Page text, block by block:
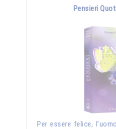
Pensieri
Per essere felice,